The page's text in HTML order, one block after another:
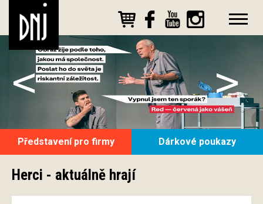
< >
Představení pro firmy Dárkové poukazy
Herci - aktuálně hrají